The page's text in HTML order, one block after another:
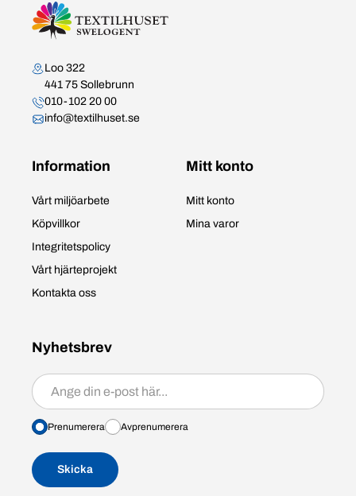
Kontakta oss
Loo 322
441 75 Sollebrunn
010-102 20 00
info@textilhuset.se
Information
Vårt miljöarbete
Köpvillkor
Integritetspolicy
Vårt hjärteprojekt
Kontakta oss
Mitt konto
Mitt konto
Mina varor
Nyhetsbrev
Prenumerera/avprenumerera
Prenumerera Avprenumerera
Skicka